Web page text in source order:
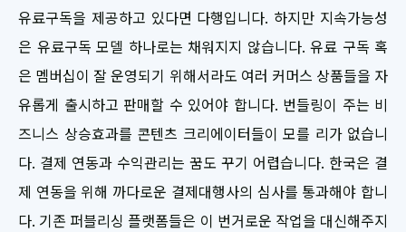
유료구독을 제공하고 있다면 다행입니다. 하지만 지속가능성
은 유료구독 모델 하나로는 채워지지 않습니다. 유료 구독 혹
은 멤버십이 잘 운영되기 위해서라도 여러 커머스 상품들을 자
유롭게 출시하고 판매할 수 있어야 합니다. 번들링이 주는 비
즈니스 상승효과를 콘텐츠 크리에이터들이 모를 리가 없습니
다. 결제 연동과 수익관리는 꿈도 꾸기 어렵습니다. 한국은 결
제 연동을 위해 까다로운 결제대행사의 심사를 통과해야 합니
다. 기존 퍼블리싱 플랫폼들은 이 번거로운 작업을 대신해주지